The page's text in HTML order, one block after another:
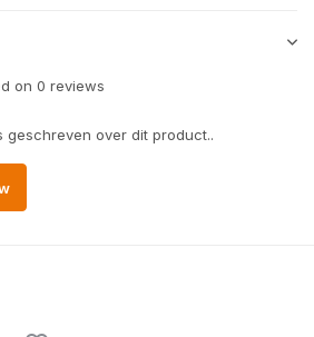
on 0 reviews
geschreven over dit product..